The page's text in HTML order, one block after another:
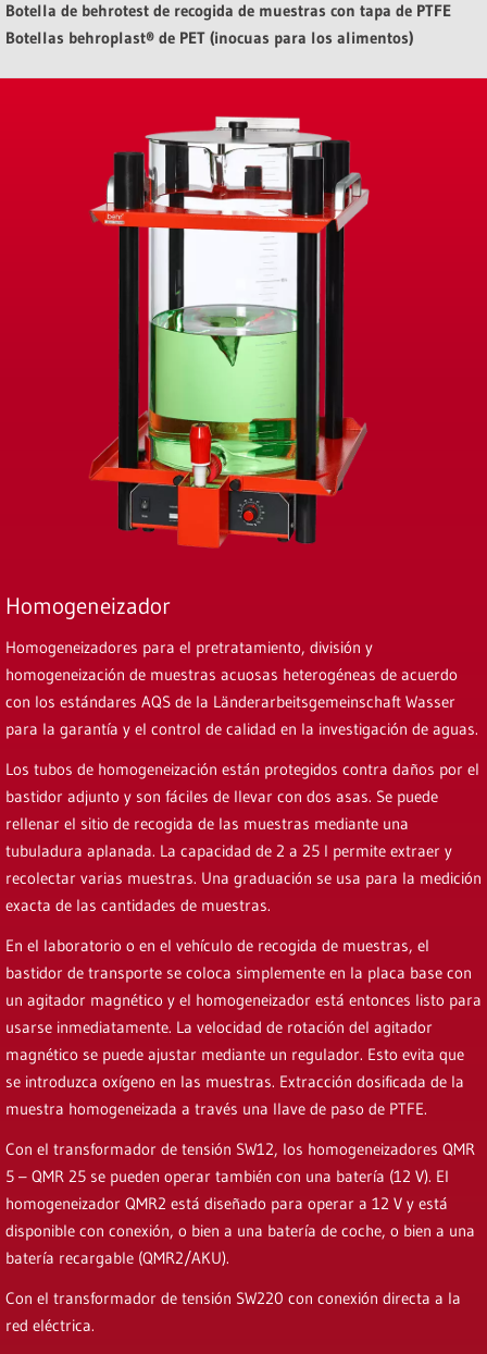
Botella de behrotest de recogida de muestras con tapa de PTFE
Botellas behroplast® de PET (inocuas para los alimentos)
Homogeneizador
Homogeneizadores para el pretratamiento, división y
homogeneización de muestras acuosas heterogéneas de acuerdo
con los estándares AQS de la Länderarbeitsgemeinschaft Wasser
para la garantía y el control de calidad en la investigación de aguas.
Los tubos de homogeneización están protegidos contra daños por el
bastidor adjunto y son fáciles de llevar con dos asas. Se puede
rellenar el sitio de recogida de las muestras mediante una
tubuladura aplanada. La capacidad de 2 a 25 l permite extraer y
recolectar varias muestras. Una graduación se usa para la medición
exacta de las cantidades de muestras.
En el laboratorio o en el vehículo de recogida de muestras, el
bastidor de transporte se coloca simplemente en la placa base con
un agitador magnético y el homogeneizador está entonces listo para
usarse inmediatamente. La velocidad de rotación del agitador
magnético se puede ajustar mediante un regulador. Esto evita que
se introduzca oxígeno en las muestras. Extracción dosificada de la
muestra homogeneizada a través una llave de paso de PTFE.
Con el transformador de tensión SW12, los homogeneizadores QMR
5 – QMR 25 se pueden operar también con una batería (12 V). El
homogeneizador QMR2 está diseñado para operar a 12 V y está
disponible con conexión, o bien a una batería de coche, o bien a una
batería recargable (QMR2/AKU).
Con el transformador de tensión SW220 con conexión directa a la
red eléctrica.